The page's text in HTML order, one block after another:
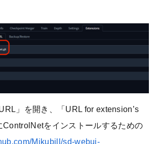
」を開き、「URL for extension’s
をインストールするための
Mikubill/sd-webui-